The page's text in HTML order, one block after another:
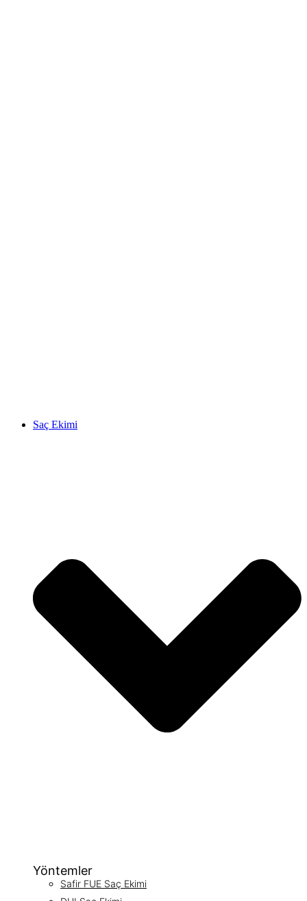
Saç Ekimi
Yöntemler
Safir FUE Saç Ekimi